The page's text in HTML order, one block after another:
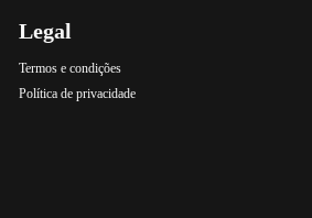
Legal
Termos e condições
Política de privacidade